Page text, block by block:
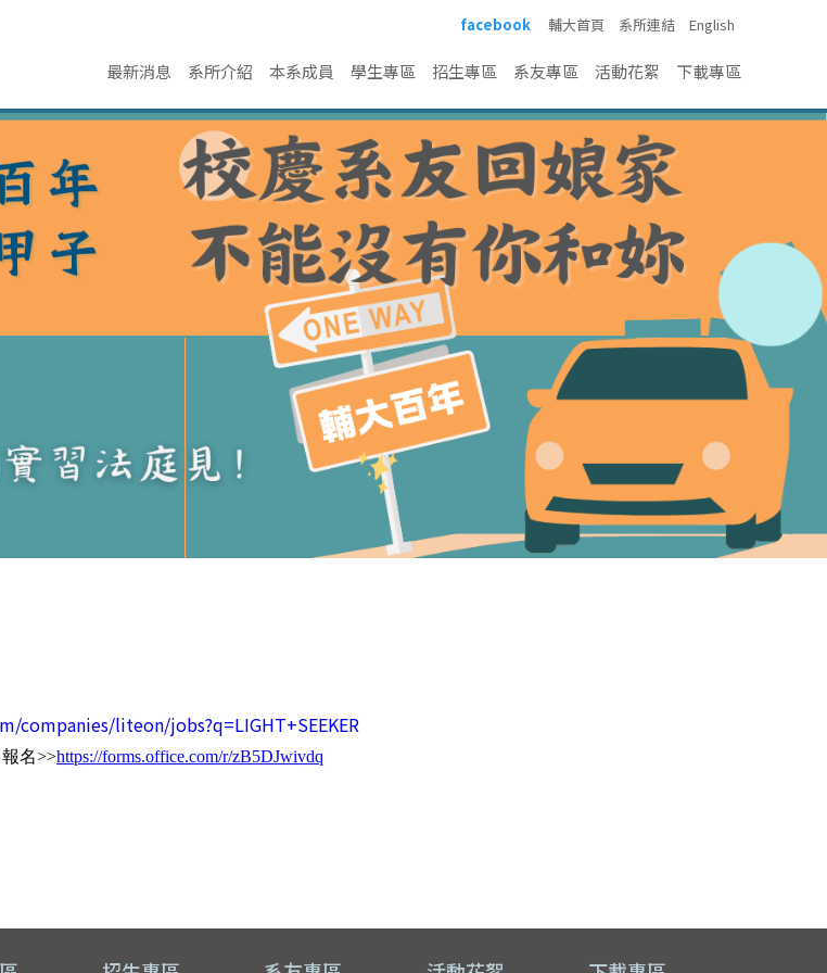
facebook 輔大首頁 系所連結 English
最新消息 系所介紹 本系成員 學生專區 招生專區 系友專區 活動花絮 下載專區
companies/liteon/jobs?q=LIGHT+SEEKER
報名>>https://forms.office.com/r/zB5DJwivdq